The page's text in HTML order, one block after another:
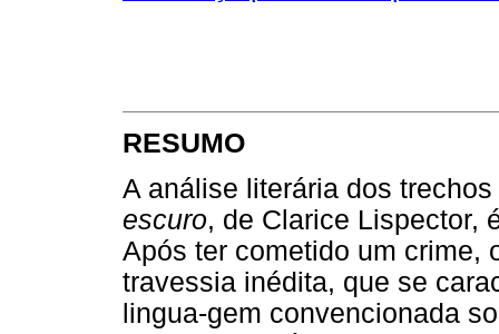
RESUMO
A análise literária dos
escuro, de Clarice Lispector,
Após ter cometido um crime,
travessia inédita, que se
lingua-gem convencionada